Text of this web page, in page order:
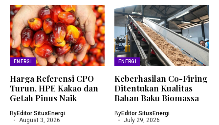
ENERGI
Harga Referensi CPO
Turun, HPE Kakao dan
Getah Pinus Naik
ByEditor SitusEnergi
August 3, 2026
ENERGI
Keberhasilan Co-Firing
Ditentukan Kualitas
Bahan Baku Biomassa
ByEditor SitusEnergi
July 29, 2026